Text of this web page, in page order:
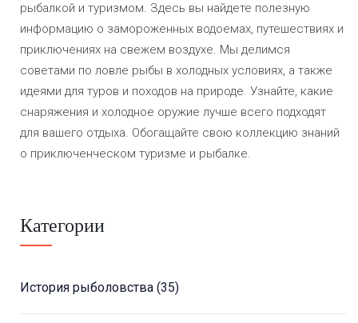
рыбалкой и туризмом. Здесь вы найдете полезную
информацию о замороженных водоемах, путешествиях и
приключениях на свежем воздухе. Мы делимся
советами по ловле рыбы в холодных условиях, а также
идеями для туров и походов на природе. Узнайте, какие
снаряжения и холодное оружие лучше всего подходят
для вашего отдыха. Обогащайте свою коллекцию знаний
о приключенческом туризме и рыбалке.
Категории
История рыболовства (35)